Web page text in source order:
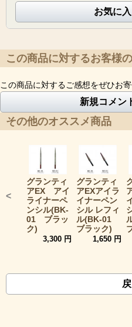
お気に
この商品に対するお客様
この商品に対するご感想をぜひお寄
新規コメン
その他のオススメ商品
グランティ
アEX アイ
ライナーペ
ンシル(BK-
01 ブラッ
ク)
3,300 円
グランティ
アEXアイラ
イナーペン
シル レフィ
ル(BK-01
ブラック)
1,650 円
<